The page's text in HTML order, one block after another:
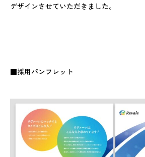
デザインさせていただきました。
■採用パンフレット